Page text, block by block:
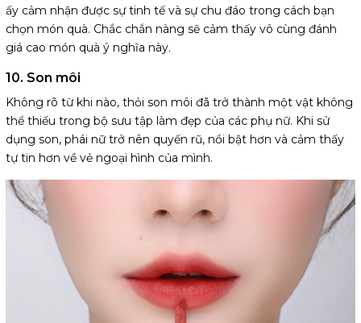
ấy cảm nhận được sự tinh tế và sự chu đáo trong cách bạn
chọn món quà. Chắc chắn nàng sẽ cảm thấy vô cùng đánh
giá cao món quà ý nghĩa này.
10. Son môi
Không rõ từ khi nào, thỏi son môi đã trở thành một vật không
thể thiếu trong bộ sưu tập làm đẹp của các phụ nữ. Khi sử
dụng son, phái nữ trở nên quyến rũ, nổi bật hơn và cảm thấy
tự tin hơn về vẻ ngoại hình của mình.